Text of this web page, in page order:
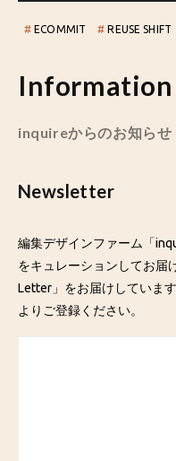
#ECOMMIT # REUSE SHIFT
Information
inquireからのお知らせ
Newsletter
編集デザインファーム「
をキュレーションしてお届
Letter」をお届けしていま
よりご登録ください。